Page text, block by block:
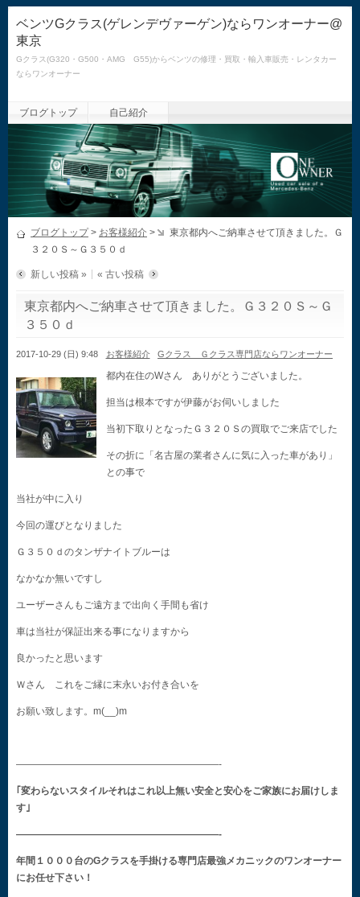
ベンツGクラス(ゲレンデヴァーゲン)ならワンオーナー@
東京
Gクラス(G320・G500・AMG G55)からベンツの修理・買取・輸入車販売・レンタカー
ならワンオーナー
ブログトップ 自己紹介
ブログトップ> お客様紹介 >
東京都内へご納車させて頂きました。Ｇ
３２０Ｓ～Ｇ３５０ｄ
新しい投稿 » « 古い投稿
東京都内へご納車させて頂きました。Ｇ３２０Ｓ～Ｇ
３５０ｄ
2017-10-29 (日) 9:48 お客様紹介 Gクラス Ｇクラス専門店ならワンオーナー
都内在住のWさん ありがとうございました。
担当は根本ですが伊藤がお伺いしました
当初下取りとなったＧ３２０Ｓの買取でご来店でした
その折に「名古屋の業者さんに気に入った車があり」
との事で
当社が中に入り
今回の運びとなりました
Ｇ３５０ｄのタンザナイトブルーは
なかなか無いですし
ユーザーさんもご遠方まで出向く手間も省け
車は当社が保証出来る事になりますから
良かったと思います
Ｗさん これをご縁に末永いお付き合いを
お願い致します。m(__)m
—————————————————————-
｢変わらないスタイルそれはこれ以上無い安全と安心をご家族にお届けしま
す｣
—————————————————————-
年間１０００台のGクラスを手掛ける専門店最強メカニックのワンオーナー
にお任せ下さい！